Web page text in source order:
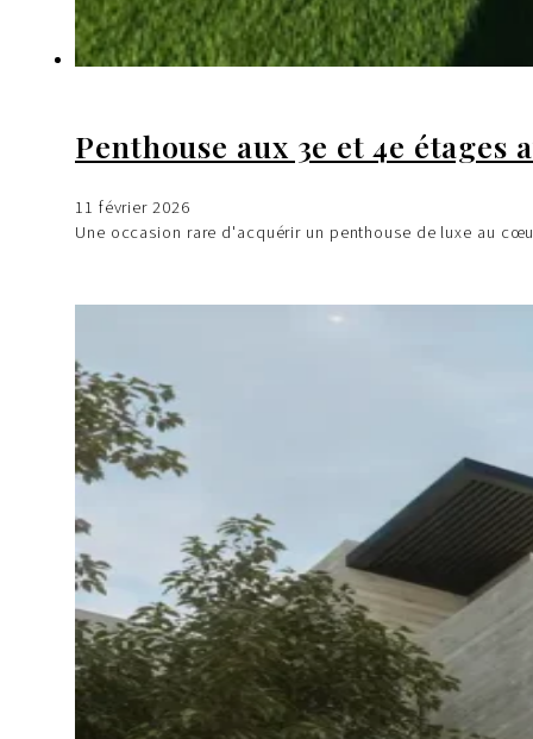
Penthouse aux 3e et 4e
11 février 2026
Une occasion rare d'acquérir un penthouse de luxe au